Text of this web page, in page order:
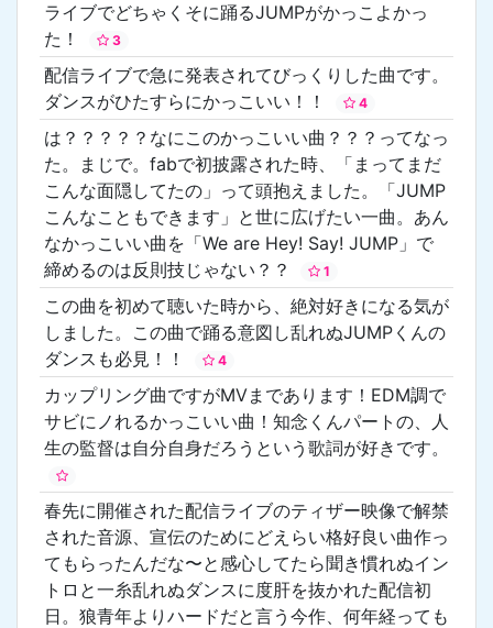
ライブでどちゃくそに踊るJUMPがかっこよかっ
た！
3
配信ライブで急に発表されてびっくりした曲です。
ダンスがひたすらにかっこいい！！
4
は？？？？？なにこのかっこいい曲？？？ってなっ
た。まじで。fabで初披露された時、「まってまだ
こんな面隠してたの」って頭抱えました。「JUMP
こんなこともできます」と世に広げたい一曲。あん
なかっこいい曲を「We are Hey! Say! JUMP」で
締めるのは反則技じゃない？？
1
この曲を初めて聴いた時から、絶対好きになる気が
しました。この曲で踊る意図し乱れぬJUMPくんの
ダンスも必見！！
4
カップリング曲ですがMVまであります！EDM調で
サビにノれるかっこいい曲！知念くんパートの、人
生の監督は自分自身だろうという歌詞が好きです。
春先に開催された配信ライブのティザー映像で解禁
された音源、宣伝のためにどえらい格好良い曲作っ
てもらったんだな〜と感心してたら聞き慣れぬイン
トロと一糸乱れぬダンスに度肝を抜かれた配信初
日。狼青年よりハードだと言う今作、何年経っても